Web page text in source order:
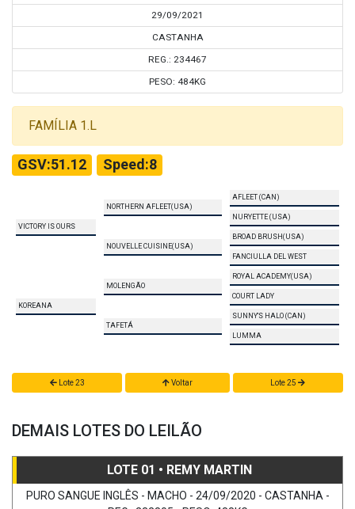
29/09/2021
CASTANHA
REG.: 234467
PESO: 484KG
FAMÍLIA 1.L
GSV:51.12 Speed:8
VICTORY IS OURS
NORTHERN AFLEET(USA)
AFLEET (CAN)
NURYETTE (USA)
NOUVELLE CUISINE(USA)
BROAD BRUSH(USA)
FANCIULLA DEL WEST
KOREANA
MOLENGÃO
ROYAL ACADEMY(USA)
COURT LADY
TAFETÁ
SUNNY'S HALO (CAN)
LUMMA
Lote 23 Voltar Lote 25
DEMAIS LOTES DO LEILÃO
LOTE 01 • REMY MARTIN
PURO SANGUE INGLÊS - MACHO - 24/09/2020 - CASTANHA -